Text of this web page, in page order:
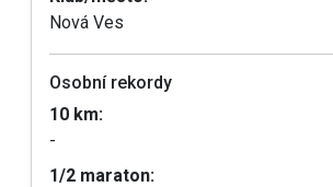
Nová Ves
Osobní rekordy
10 km:
-
1/2 maraton: